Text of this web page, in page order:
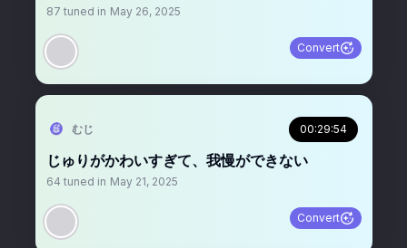
87 tuned in May 26, 2025
Convert
むじ 00:29:54
じゅりがかわいすぎて、我慢ができない
64 tuned in May 21, 2025
Convert